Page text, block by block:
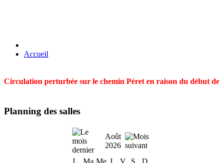
Accueil
Circulation perturbée sur le chemin Péret en raison du début
Planning des salles
Août
2026
L
Ma Me J V S
D